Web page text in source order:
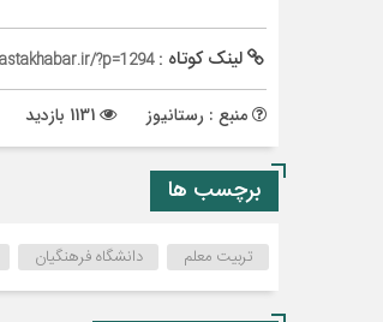
لینک کوتاه :?p=1294
منبع : رستانیوز
برچسب ها
تربیت معلم دانشگاه فرهنگیان